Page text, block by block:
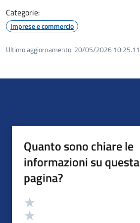
Categorie:
Imprese e commercio
Ultimo aggiornamento: 20/05/2026 10:25.11
Quanto sono chiare le
informazioni su questa
pagina?
Valutazione